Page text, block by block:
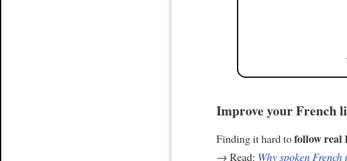
Improve your French
Finding it hard tofollow real
→ Read: Why spoken